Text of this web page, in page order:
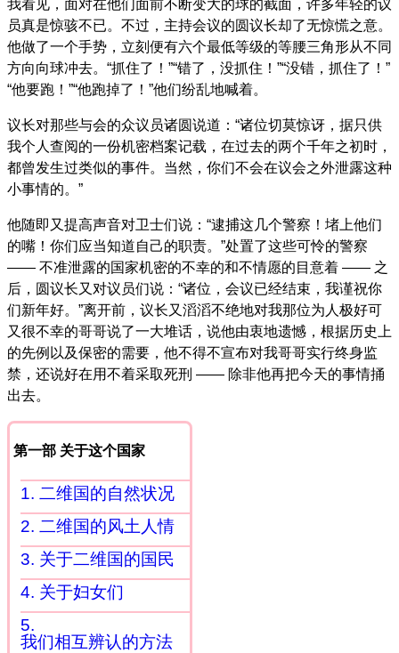
我看见，面对在他们面前不断变大的球的截面，许多年轻的议
员真是惊骇不已。不过，主持会议的圆议长却了无惊慌之意。
他做了一个手势，立刻便有六个最低等级的等腰三角形从不同
方向向球冲去。“抓住了！”“错了，没抓住！”“没错，抓住了！”
“他要跑！”“他跑掉了！”他们纷乱地喊着。
议长对那些与会的众议员诸圆说道：“诸位切莫惊讶，据只供
我个人查阅的一份机密档案记载，在过去的两个千年之初时，
都曾发生过类似的事件。当然，你们不会在议会之外泄露这种
小事情的。”
他随即又提高声音对卫士们说：“逮捕这几个警察！堵上他们
的嘴！你们应当知道自己的职责。”处置了这些可怜的警察
—— 不准泄露的国家机密的不幸的和不情愿的目意着 —— 之
后，圆议长又对议员们说：“诸位，会议已经结束，我谨祝你
们新年好。”离开前，议长又滔滔不绝地对我那位为人极好可
又很不幸的哥哥说了一大堆话，说他由衷地遗憾，根据历史上
的先例以及保密的需要，他不得不宣布对我哥哥实行终身监
禁，还说好在用不着采取死刑 —— 除非他再把今天的事情捅
出去。
第一部 关于这个国家
1. 二维国的自然状况
2. 二维国的风土人情
3. 关于二维国的国民
4. 关于妇女们
5.
我们相互辨认的方法